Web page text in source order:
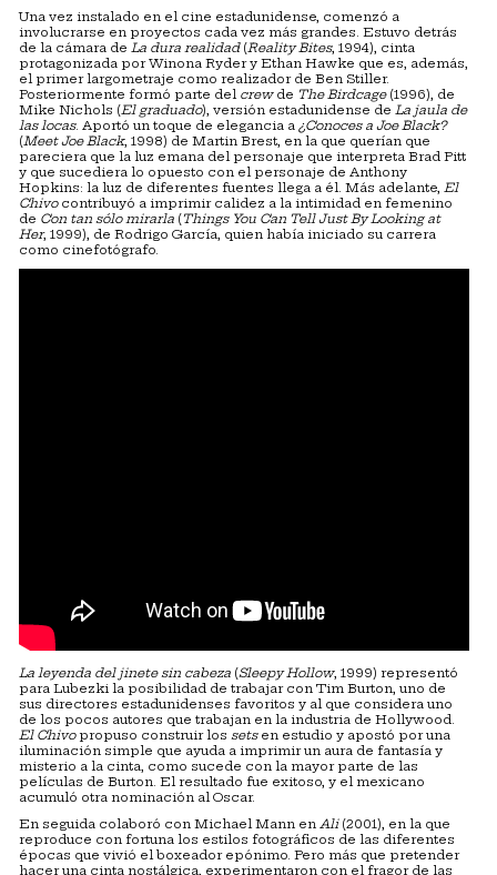
Una vez instalado en el cine estadunidense, comenzó a
involucrarse en proyectos cada vez más grandes. Estuvo detrás
de la cámara de La dura realidad(Reality Bites, 1994), cinta
protagonizada por Winona Ryder y Ethan Hawke que es, además,
el primer largometraje como realizador de Ben Stiller.
Posteriormente formó parte del crewde The Birdcage(1996), de
Mike Nichols (El graduado), versión estadunidense de La jaula de
las locas. Aportó un toque de elegancia a ¿Conoces a Joe Black?
(Meet Joe Black, 1998) de Martin Brest, en la que querían que
pareciera que la luz emana del personaje que interpreta Brad Pitt
y que sucediera lo opuesto con el personaje de Anthony
Hopkins: la luz de diferentes fuentes llega a él. Más adelante, El
Chivocontribuyó a imprimir calidez a la intimidad en femenino
de Con tan sólo mirarla (Things You Can Tell Just By Looking at
Her, 1999), de Rodrigo García, quien había iniciado su carrera
como cinefotógrafo.
La leyenda del jinete sin cabeza (Sleepy Hollow, 1999) representó
para Lubezki la posibilidad de trabajar con Tim Burton, uno de
sus directores estadunidenses favoritos y al que considera uno
de los pocos autores que trabajan en la industria de Hollywood.
El Chivopropuso construir los setsen estudio y apostó por una
iluminación simple que ayuda a imprimir un aura de fantasía y
misterio a la cinta, como sucede con la mayor parte de las
películas de Burton. El resultado fue exitoso, y el mexicano
acumuló otra nominación al Oscar.
En seguida colaboró con Michael Mann en Ali(2001), en la que
reproduce con fortuna los estilos fotográficos de las diferentes
épocas que vivió el boxeador epónimo. Pero más que pretender
hacer una cinta nostálgica, experimentaron con el fragor de las